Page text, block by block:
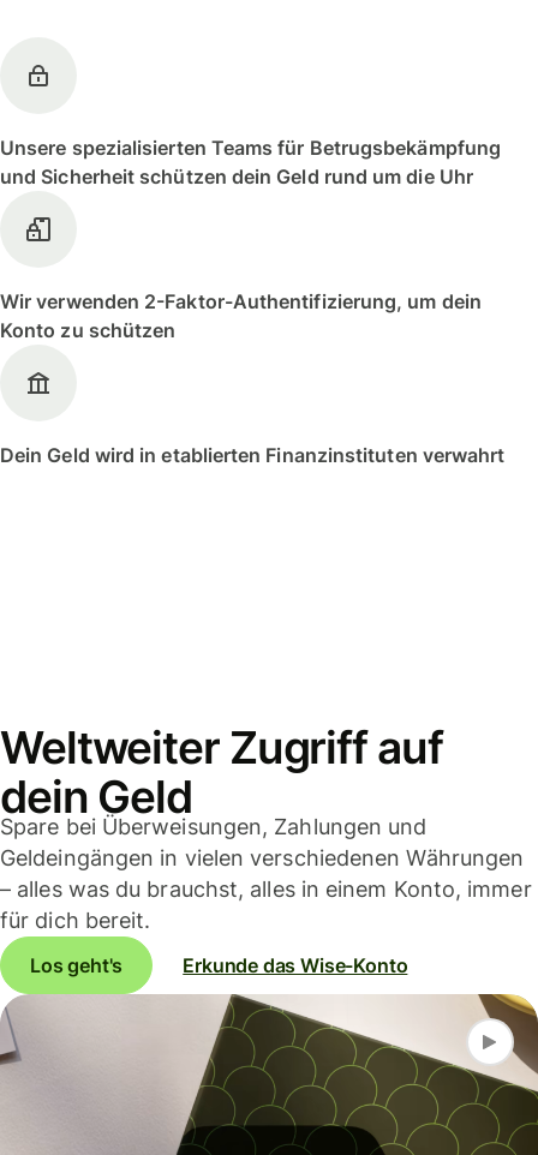
Unsere spezialisierten Teams für Betrugsbekämpfung
und Sicherheit schützen dein Geld rund um die Uhr
Wir verwenden 2-Faktor-Authentifizierung, um dein
Konto zu schützen
Dein Geld wird in etablierten Finanzinstituten verwahrt
Weltweiter Zugriff auf
dein Geld
Spare bei Überweisungen, Zahlungen und
Geldeingängen in vielen verschiedenen Währungen
– alles was du brauchst, alles in einem Konto, immer
für dich bereit.
Los geht's Erkunde das Wise-Konto